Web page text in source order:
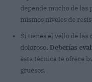
depende mucho de las
mismos niveles de
Si tienes el vello de las
doloroso. Deberías
esta técnica te ofrece
gruesos.